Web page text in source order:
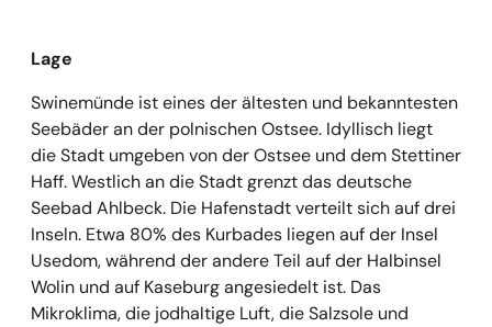
Lage
Swinemünde ist eines der ältesten und bekanntesten
Seebäder an der polnischen Ostsee. Idyllisch liegt
die Stadt umgeben von der Ostsee und dem Stettiner
Haff. Westlich an die Stadt grenzt das deutsche
Seebad Ahlbeck. Die Hafenstadt verteilt sich auf drei
Inseln. Etwa 80% des Kurbades liegen auf der Insel
Usedom, während der andere Teil auf der Halbinsel
Wolin und auf Kaseburg angesiedelt ist. Das
Mikroklima, die jodhaltige Luft, die Salzsole und